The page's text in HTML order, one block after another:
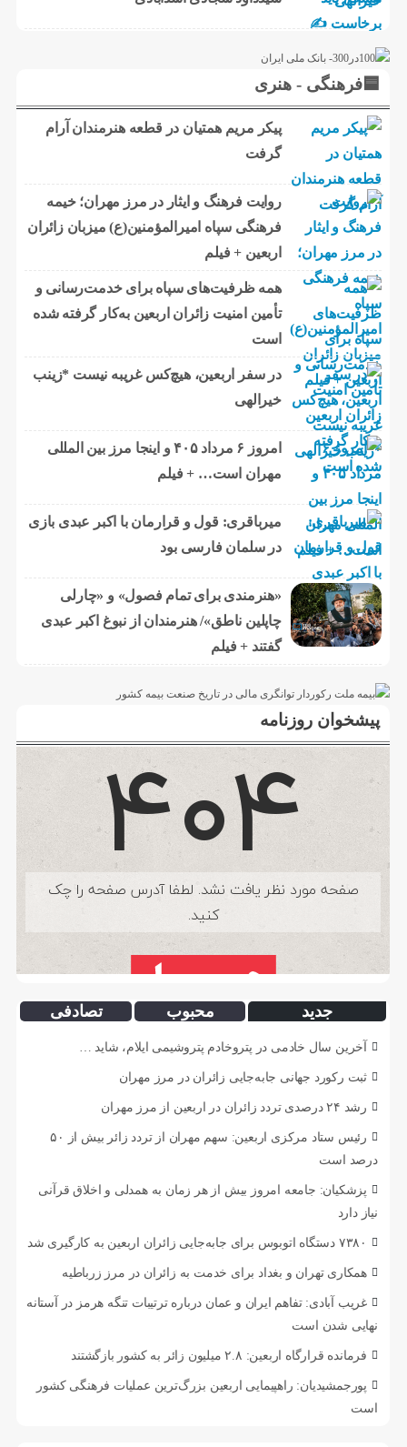
🟦فرهنگی - هنری
پیکر مریم همتیان در قطعه هنرمندان آرام
گرفت
روایت فرهنگ و ایثار در مرز مهران؛ خیمه
فرهنگی سپاه امیرالمؤمنین(ع) میزبان زائران
اربعین + فیلم
همه ظرفیت‌های سپاه برای خدمت‌رسانی و
تأمین امنیت زائران اربعین به‌کار گرفته شده
است
در سفر اربعین، هیچ‌کس غریبه نیست *زینب
خیرالهی
امروز ۶ مرداد ۴۰۵ و اینجا مرز بین المللی
مهران است… + فیلم
میرباقری: قول و قرارمان با اکبر عبدی بازی
در سلمان فارسی بود
«هنرمندی برای تمام فصول» و «چارلی
چاپلین ناطق»/ هنرمندان از نبوغ اکبر عبدی
گفتند + فیلم
پیشخوان روزنامه
جدید محبوب تصادفی
آخرین سال خادمی در پتروخادم پتروشیمی ایلام، شاید …
ثبت رکورد جهانی جابه‌جایی زائران در مرز مهران
رشد ۲۴ درصدی تردد زائران در اربعین از مرز مهران
رئیس ستاد مرکزی اربعین: سهم مهران از تردد زائر بیش از ۵۰
درصد است
پزشکیان: جامعه امروز بیش از هر زمان به همدلی و اخلاق قرآنی
نیاز دارد
۷۳۸۰ دستگاه اتوبوس برای جابه‌جایی زائران اربعین به‌ کارگیری شد
همکاری تهران و بغداد برای خدمت به زائران در مرز زرباطیه
غریب آبادی: تفاهم ایران و عمان درباره ترتیبات تنگه هرمز در آستانه
نهایی شدن است
فرمانده قرارگاه اربعین: ۲.۸ میلیون زائر به کشور بازگشتند
پورجمشیدیان: راهپیمایی اربعین بزرگ‌ترین عملیات فرهنگی کشور
است